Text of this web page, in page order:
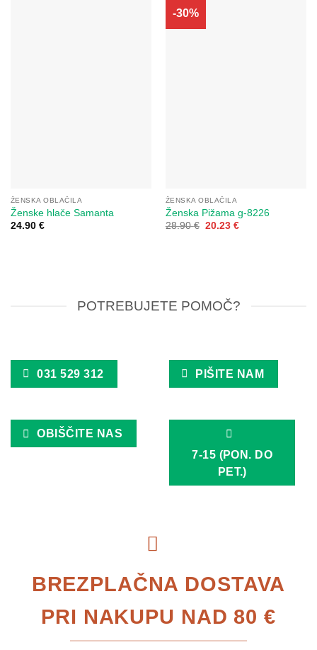
ŽENSKA OBLAČILA
Ženske hlače Samanta
24.90 €
-30%
ŽENSKA OBLAČILA
Ženska Pižama g-8226
28.90€ Izvirna
20.23 €Trenutna
POTREBUJETE POMOČ?
031 529 312 PIŠITE NAM
OBIŠČITE NAS
7-15 (PON. DO
PET.)
BREZPLAČNA DOSTAVA
PRI NAKUPU NAD 80 €